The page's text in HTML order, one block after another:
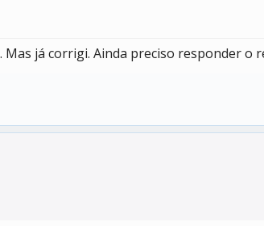
já corrigi. Ainda preciso responder o